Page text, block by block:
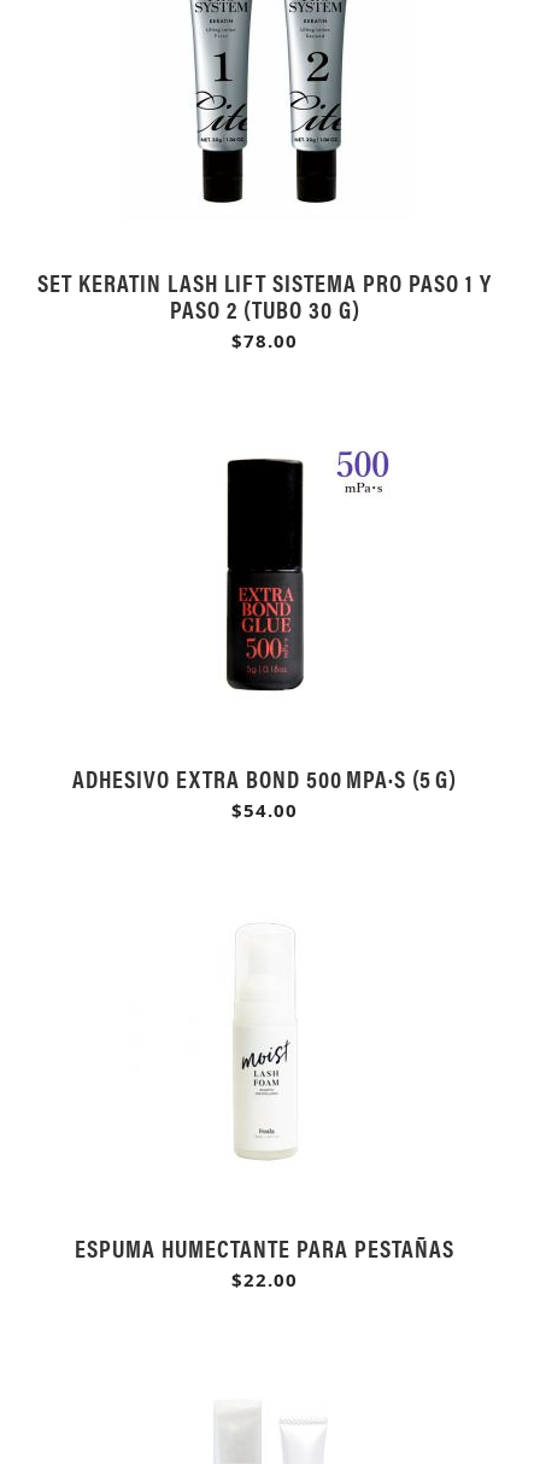
SET KERATIN LASH LIFT SISTEMA PRO PASO 1 Y
PASO 2 (TUBO 30 G)
$78.00
ADHESIVO EXTRA BOND 500 MPA·S (5 G)
$54.00
ESPUMA HUMECTANTE PARA PESTAÑAS
$22.00